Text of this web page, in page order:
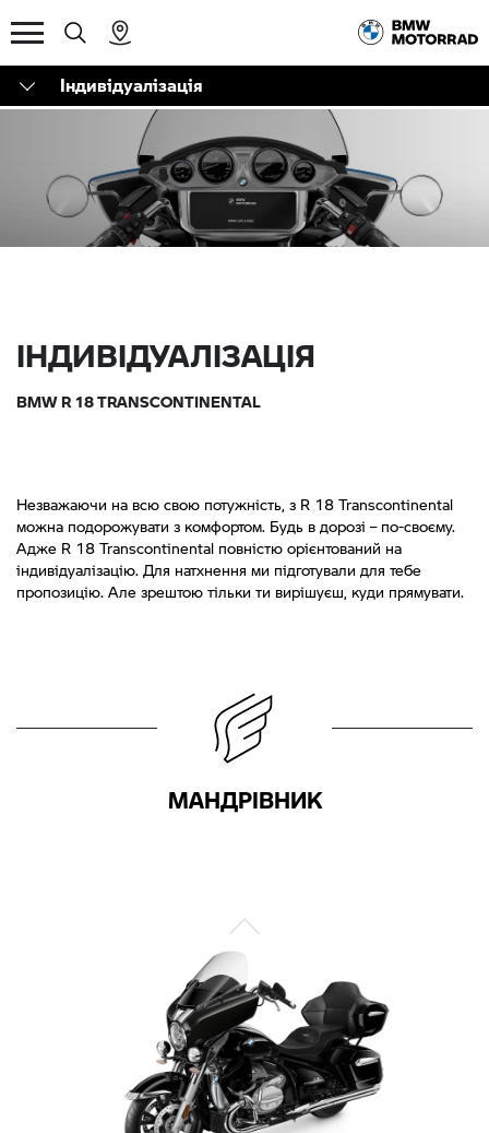
Індивідуалізація
ІНДИВІДУАЛІЗАЦІЯ
BMW R 18 TRANSCONTINENTAL
Незважаючи на всю свою потужність, з R 18 Transcontinental
можна подорожувати з комфортом. Будь в дорозі – по-своєму.
Адже R 18 Transcontinental повністю орієнтований на
індивідуалізацію. Для натхнення ми підготували для тебе
пропозицію. Але зрештою тільки ти вирішуєш, куди прямувати.
МАНДРІВНИК